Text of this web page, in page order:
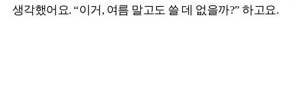
생각했어요. “이거, 여름 말고도 쓸 데 없을까?” 하고요.